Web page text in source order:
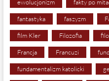
ewolucjonizm fakty po
fantastyka faszyzm
film Kler Filozofia
Francja Francuzi
fundamentalizm katolicki